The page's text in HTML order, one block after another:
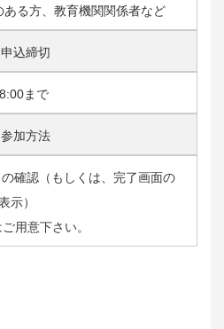
ある方、教育機関関係者など
申込締切
まで
参加方法
確認（もしくは、完了画面の
示）
用意下さい。